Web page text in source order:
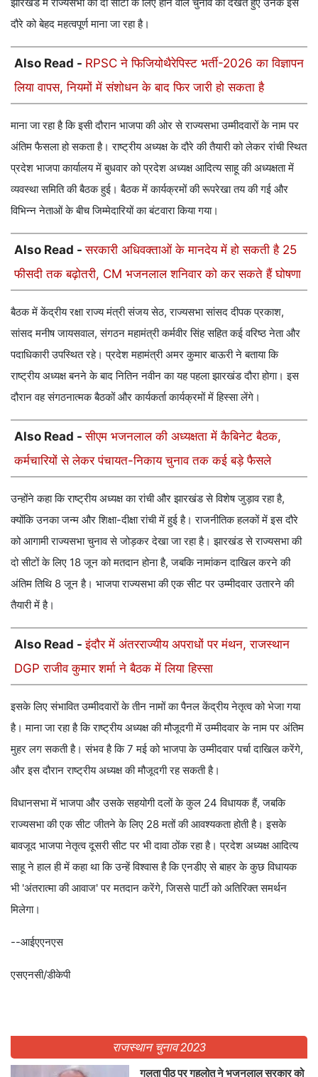
दौरे को बेहद महत्वपूर्ण माना जा रहा है।
Also Read - RPSC ने फिजियोथैरेपिस्ट भर्ती-2026 का विज्ञापन
लिया वापस, नियमों में संशोधन के बाद फिर जारी हो सकता है
माना जा रहा है कि इसी दौरान भाजपा की ओर से राज्यसभा उम्मीदवारों के नाम पर
अंतिम फैसला हो सकता है। राष्ट्रीय अध्यक्ष के दौरे की तैयारी को लेकर रांची स्थित
प्रदेश भाजपा कार्यालय में बुधवार को प्रदेश अध्यक्ष आदित्य साहू की अध्यक्षता में
व्यवस्था समिति की बैठक हुई। बैठक में कार्यक्रमों की रूपरेखा तय की गई और
विभिन्न नेताओं के बीच जिम्मेदारियों का बंटवारा किया गया।
Also Read -सरकारी अधिवक्ताओं के मानदेय में हो सकती है 25
फीसदी तक बढ़ोतरी, CM भजनलाल शनिवार को कर सकते हैं घोषणा
बैठक में केंद्रीय रक्षा राज्य मंत्री संजय सेठ, राज्यसभा सांसद दीपक प्रकाश,
सांसद मनीष जायसवाल, संगठन महामंत्री कर्मवीर सिंह सहित कई वरिष्ठ नेता और
पदाधिकारी उपस्थित रहे। प्रदेश महामंत्री अमर कुमार बाऊरी ने बताया कि
राष्ट्रीय अध्यक्ष बनने के बाद नितिन नवीन का यह पहला झारखंड दौरा होगा। इस
दौरान वह संगठनात्मक बैठकों और कार्यकर्ता कार्यक्रमों में हिस्सा लेंगे।
Also Read -सीएम भजनलाल की अध्यक्षता में कैबिनेट बैठक,
कर्मचारियों से लेकर पंचायत-निकाय चुनाव तक कई बड़े फैसले
उन्होंने कहा कि राष्ट्रीय अध्यक्ष का रांची और झारखंड से विशेष जुड़ाव रहा है,
क्योंकि उनका जन्म और शिक्षा-दीक्षा रांची में हुई है। राजनीतिक हलकों में इस दौरे
को आगामी राज्यसभा चुनाव से जोड़कर देखा जा रहा है। झारखंड से राज्यसभा की
दो सीटों के लिए 18 जून को मतदान होना है, जबकि नामांकन दाखिल करने की
अंतिम तिथि 8 जून है। भाजपा राज्यसभा की एक सीट पर उम्मीदवार उतारने की
तैयारी में है।
Also Read -इंदौर में अंतरराज्यीय अपराधों पर मंथन, राजस्थान
DGP राजीव कुमार शर्मा ने बैठक में लिया हिस्सा
इसके लिए संभावित उम्मीदवारों के तीन नामों का पैनल केंद्रीय नेतृत्व को भेजा गया
है। माना जा रहा है कि राष्ट्रीय अध्यक्ष की मौजूदगी में उम्मीदवार के नाम पर अंतिम
मुहर लग सकती है। संभव है कि 7 मई को भाजपा के उम्मीदवार पर्चा दाखिल करेंगे,
और इस दौरान राष्ट्रीय अध्यक्ष की मौजूदगी रह सकती है।
विधानसभा में भाजपा और उसके सहयोगी दलों के कुल 24 विधायक हैं, जबकि
राज्यसभा की एक सीट जीतने के लिए 28 मतों की आवश्यकता होती है। इसके
बावजूद भाजपा नेतृत्व दूसरी सीट पर भी दावा ठोंक रहा है। प्रदेश अध्यक्ष आदित्य
साहू ने हाल ही में कहा था कि उन्हें विश्वास है कि एनडीए से बाहर के कुछ विधायक
भी 'अंतरात्मा की आवाज' पर मतदान करेंगे, जिससे पार्टी को अतिरिक्त समर्थन
मिलेगा।
--आईएएनएस
एसएनसी/डीकेपी
राजस्थान चुनाव 2023
गलता पीठ पर गहलोत ने भजनलाल सरकार को